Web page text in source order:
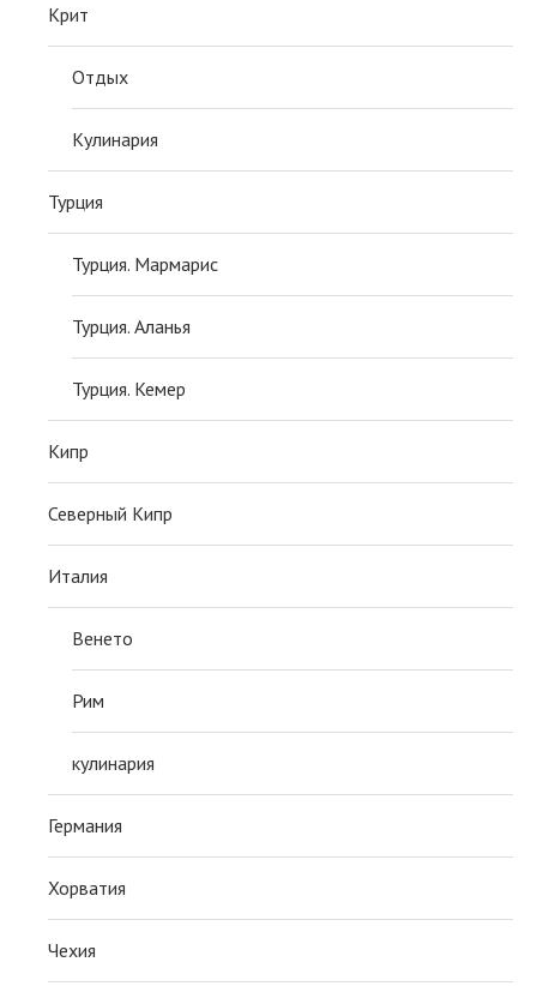
Крит
Отдых
Кулинария
Турция
Турция. Мармарис
Турция. Аланья
Турция. Кемер
Кипр
Северный Кипр
Италия
Венето
Рим
кулинария
Германия
Хорватия
Чехия